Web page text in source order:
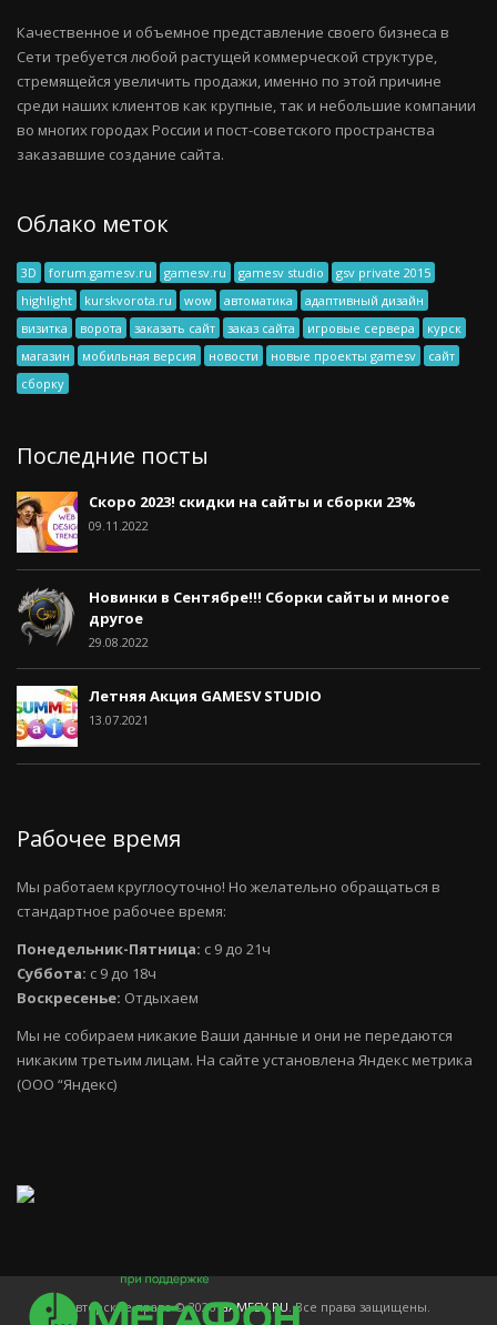
Качественное и объемное представление своего бизнеса в
Сети требуется любой растущей коммерческой структуре,
стремящейся увеличить продажи, именно по этой причине
среди наших клиентов как крупные, так и небольшие компании
во многих городах России и пост-советского пространства
заказавшие создание сайта.
Облако меток
3D forum.gamesv.ru gamesv.ru gamesv studio
gsv private 2015
highlight
kurskvorota.ru wow автоматика
адаптивный дизайн
визитка
ворота заказать сайт заказ сайта игровые сервера
курск
магазин
мобильная версия новости новые проекты gamesv
сайт
сборку
Последние посты
Скоро 2023! скидки на сайты и сборки 23%
09.11.2022
Новинки в Сентябре!!! Сборки сайты и многое
другое
29.08.2022
Летняя Акция GAMESV STUDIO
13.07.2021
Рабочее время
Мы работаем круглосуточно! Но желательно обращаться в
стандартное рабочее время:
Понедельник-Пятница: с 9 до 21ч
Суббота: с 9 до 18ч
Воскресенье: Отдыхаем
Мы не собираем никакие Ваши данные и они не передаются
никаким третьим лицам. На сайте установлена Яндекс метрика
(ООО “Яндекс)
Авторское право © 2026GAMESV.RU . Все права защищены.